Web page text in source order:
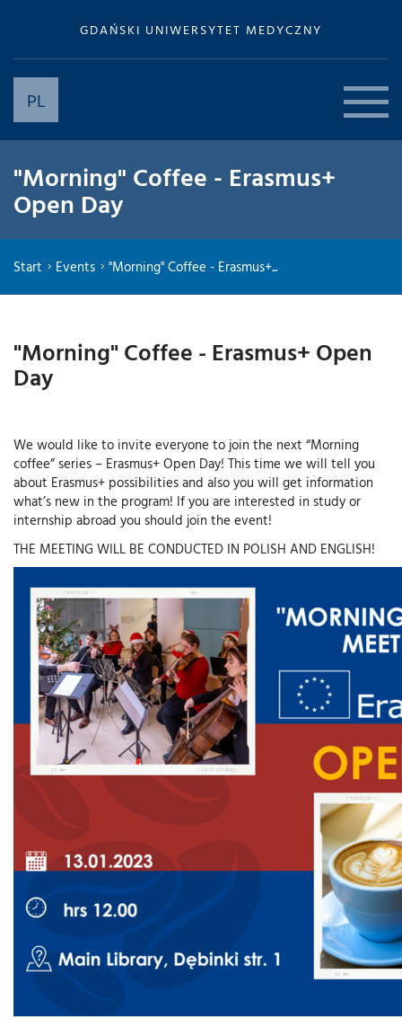
GDAŃSKI UNIWERSYTET MEDYCZNY
PL
"Morning" Coffee - Erasmus+
Open Day
Start Events "Morning" Coffee - Erasmus+...
"Morning" Coffee - Erasmus+ Open
Day
We would like to invite everyone to join the next “Morning
coffee” series – Erasmus+ Open Day! This time we will tell you
about Erasmus+ possibilities and also you will get information
what’s new in the program! If you are interested in study or
internship abroad you should join the event!
THE MEETING WILL BE CONDUCTED IN POLISH AND ENGLISH!